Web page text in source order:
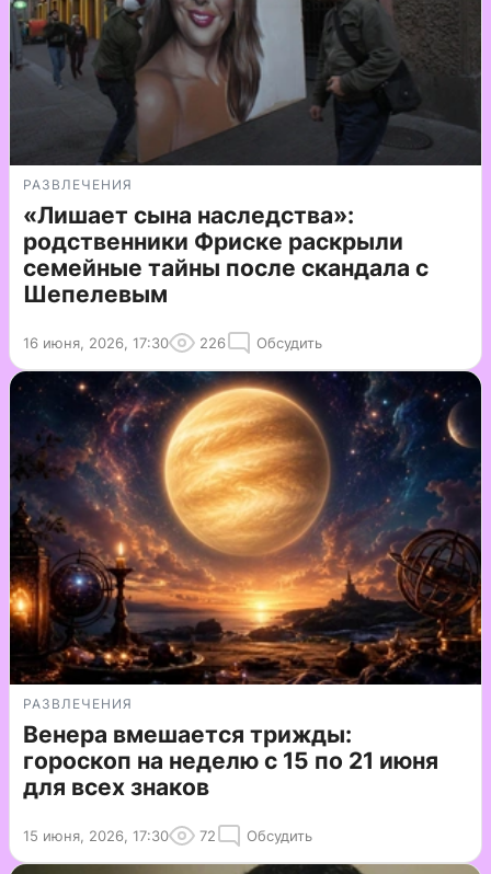
РАЗВЛЕЧЕНИЯ
«Лишает сына наследства»:
родственники Фриске раскрыли
семейные тайны после скандала с
Шепелевым
16 июня, 2026, 17:30 226 Обсудить
РАЗВЛЕЧЕНИЯ
Венера вмешается трижды:
гороскоп на неделю с 15 по 21 июня
для всех знаков
15 июня, 2026, 17:30 72 Обсудить